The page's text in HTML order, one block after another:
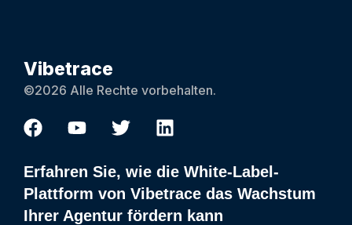
Vibetrace
©2026 Alle Rechte vorbehalten.
Erfahren Sie, wie die White-Label-
Plattform von Vibetrace das Wachstum
Ihrer Agentur fördern kann